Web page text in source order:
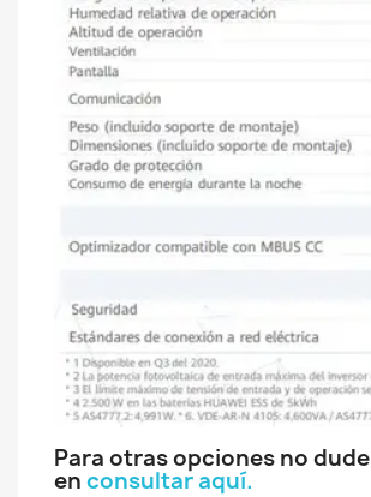
Para otras opciones no dude
en consultar aquí.